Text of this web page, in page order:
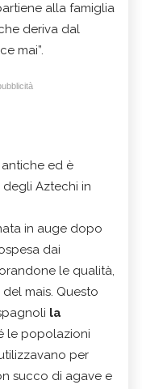
alla famiglia
deriva dal
mai”.
ed è
Aztechi in
in auge dopo
dai
le qualità,
mais. Questo
la
le popolazioni
per
succo di agave e